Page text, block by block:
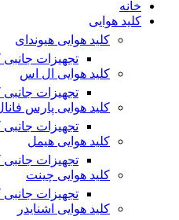
خانه
کلید هوایی
کلید هوایی هیوندای
تجهیزات جانبی
کلید هوایی ال اس
تجهیزات
کلید هوایی پارس
تجهیزات جانبی
کلید هوایی هیمل
تجهیزات جانبی
کلید هوایی چینت
تجهیزات جانبی
کلید هوایی اشنایدر